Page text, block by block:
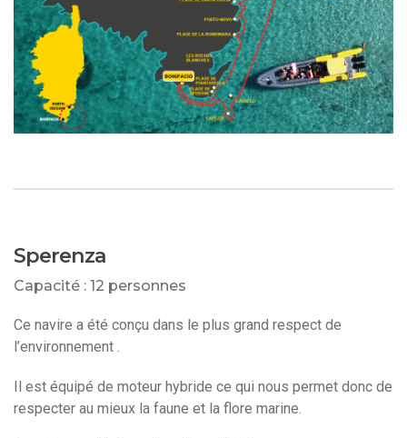
Sperenza
Capacité : 12 personnes
Ce navire a été conçu dans le plus grand respect de
l’environnement .
Il est équipé de moteur hybride ce qui nous permet donc de
respecter au mieux la faune et la flore marine.